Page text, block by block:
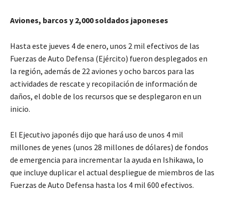
Aviones, barcos y 2,000 soldados japoneses
Hasta este jueves 4 de enero, unos 2 mil efectivos de las
Fuerzas de Auto Defensa (Ejército) fueron desplegados en
la región, además de 22 aviones y ocho barcos para las
actividades de rescate y recopilación de información de
daños, el doble de los recursos que se desplegaron en un
inicio.
El Ejecutivo japonés dijo que hará uso de unos 4 mil
millones de yenes (unos 28 millones de dólares) de fondos
de emergencia para incrementar la ayuda en Ishikawa, lo
que incluye duplicar el actual despliegue de miembros de las
Fuerzas de Auto Defensa hasta los 4 mil 600 efectivos.